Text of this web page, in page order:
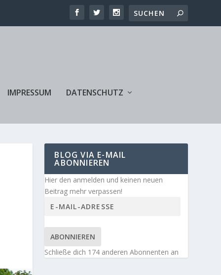
IMPRESSUM DATENSCHUTZ
BLOG VIA E-MAIL
ABONNIEREN
Hier den anmelden und keinen neuen
Beitrag mehr verpassen!
ABONNIEREN
Schließe dich 174 anderen Abonnenten an